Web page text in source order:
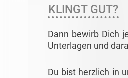
KLINGT GUT?
Dann bewirb Dich
Unterlagen und
Du bist herzlich in